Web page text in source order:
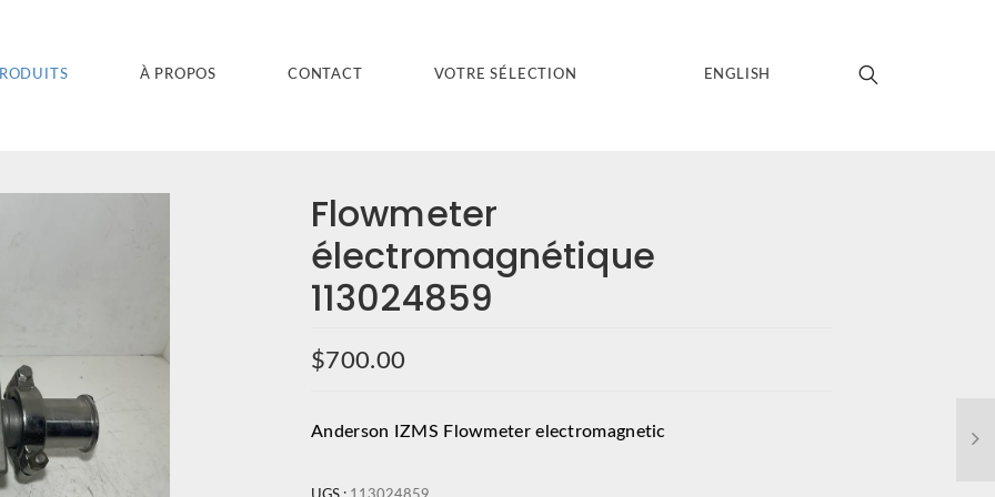
À PROPOS CONTACT VOTRE SÉLECTION ENGLISH
Flowmeter
électromagnétique
113024859
$700.00
Anderson IZMS Flowmeter electromagnetic